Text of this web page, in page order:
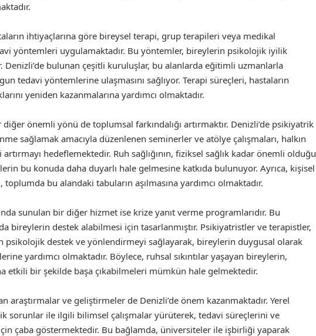
ihtiyaçlarına göre bireysel terapi, grup terapileri veya medikal
yöntemleri uygulamaktadır. Bu yöntemler, bireylerin psikolojik iyilik
Denizli’de bulunan çeşitli kuruluşlar, bu alanlarda eğitimli uzmanlarla
tedavi yöntemlerine ulaşmasını sağlıyor. Terapi süreçleri, hastaların
yeniden kazanmalarına yardımcı olmaktadır.
önemli yönü de toplumsal farkındalığı artırmaktır. Denizli’de psikiyatrik
sağlamak amacıyla düzenlenen seminerler ve atölye çalışmaları, halkın
hedeflemektedir. Ruh sağlığının, fiziksel sağlık kadar önemli olduğu
bu konuda daha duyarlı hale gelmesine katkıda bulunuyor. Ayrıca, kişisel
bu alandaki tabuların aşılmasına yardımcı olmaktadır.
sunulan bir diğer hizmet ise krize yanıt verme programlarıdır. Bu
bireylerin destek alabilmesi için tasarlanmıştır. Psikiyatristler ve terapistler,
psikolojik destek ve yönlendirmeyi sağlayarak, bireylerin duygusal olarak
yardımcı olmaktadır. Böylece, ruhsal sıkıntılar yaşayan bireylerin,
etkili bir şekilde başa çıkabilmeleri mümkün hale gelmektedir.
araştırmalar ve geliştirmeler de Denizli’de önem kazanmaktadır. Yerel
sorunlar ile ilgili bilimsel çalışmalar yürüterek, tedavi süreçlerini ve
çaba göstermektedir. Bu bağlamda, üniversiteler ile işbirliği yaparak